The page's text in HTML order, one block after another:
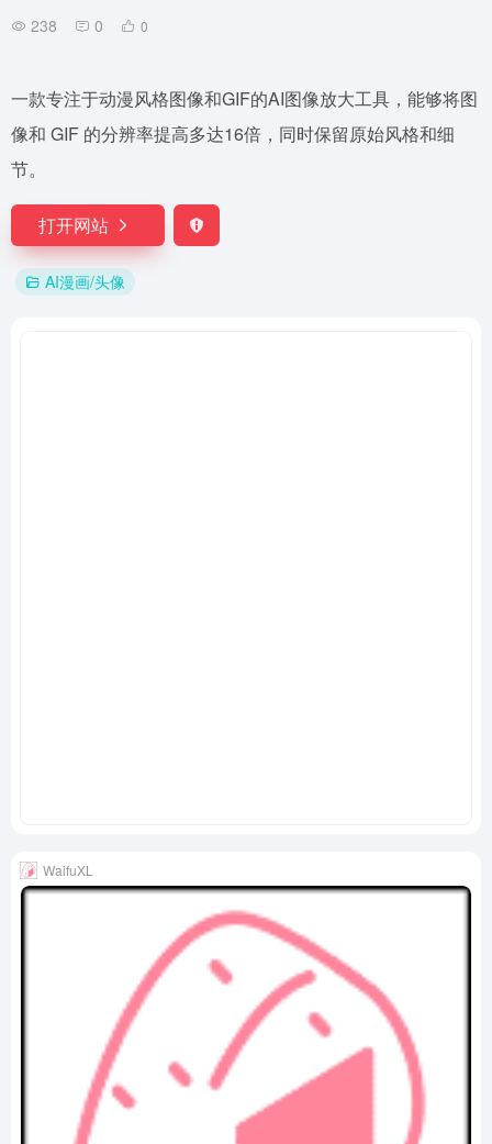
238 0 0
一款专注于动漫风格图像和GIF的AI图像放大工具，能够将图
像和 GIF 的分辨率提高多达16倍，同时保留原始风格和细
节。
打开网站
AI漫画/头像
WaifuXL